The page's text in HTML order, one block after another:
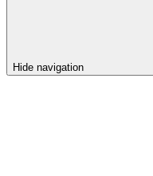
Hide navigation